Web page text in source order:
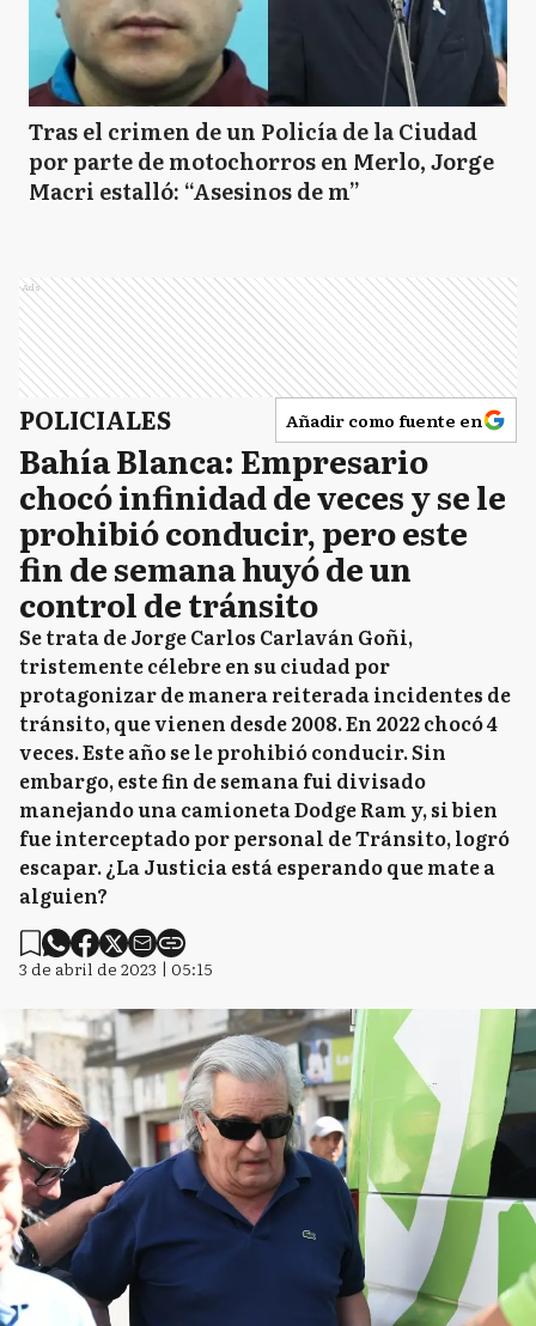
Tras el crimen de un Policía de la Ciudad
por parte de motochorros en Merlo, Jorge
Macri estalló: “Asesinos de m”
Ads
POLICIALES Añadir como fuente en
Bahía Blanca: Empresario
chocó infinidad de veces y se le
prohibió conducir, pero este
fin de semana huyó de un
control de tránsito
Se trata de Jorge Carlos Carlaván Goñi,
tristemente célebre en su ciudad por
protagonizar de manera reiterada incidentes de
tránsito, que vienen desde 2008. En 2022 chocó 4
veces. Este año se le prohibió conducir. Sin
embargo, este fin de semana fui divisado
manejando una camioneta Dodge Ram y, si bien
fue interceptado por personal de Tránsito, logró
escapar. ¿La Justicia está esperando que mate a
alguien?
3 de abril de 2023 | 05:15